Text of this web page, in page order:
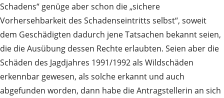
Schadens“ genüge aber schon die „sichere
Vorhersehbarkeit des Schadenseintritts selbst“, soweit
dem Geschädigten dadurch jene Tatsachen bekannt seien,
die die Ausübung dessen Rechte erlaubten. Seien aber die
Schäden des Jagdjahres 1991/1992 als Wildschäden
erkennbar gewesen, als solche erkannt und auch
abgefunden worden, dann habe die Antragstellerin an sich